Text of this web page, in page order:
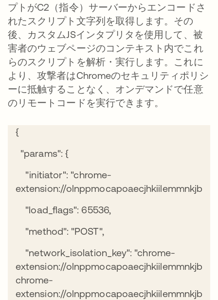
プトがC2（指令）サーバーからエンコードさ
れたスクリプト文字列を取得します。その
後、カスタムJSインタプリタを使用して、被
害者のウェブページのコンテキスト内でこれ
らのスクリプトを解析・実行します。これに
より、攻撃者はChromeのセキュリティポリシ
ーに抵触することなく、オンデマンドで任意
のリモートコードを実行できます。
{
"params": {
"initiator": "chrome-
extension://
"load_flags": 65536,
"method": "POST",
"network_isolation_key": "chrome-
extension://
chrome-
extension://